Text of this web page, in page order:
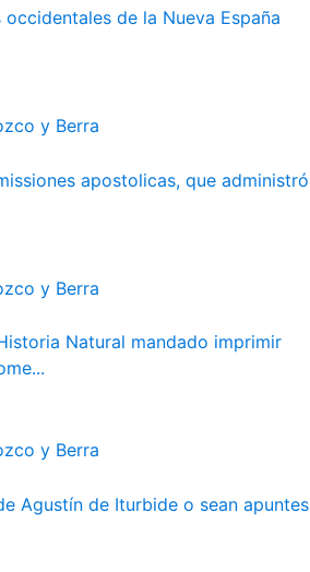
de la Nueva España
y Berra
apostolicas, que administró
y Berra
Natural mandado imprimir
y Berra
Agustín de Iturbide o sean apuntes